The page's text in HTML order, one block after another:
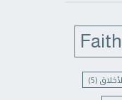
Faith
(5)